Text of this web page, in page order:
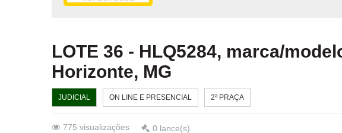
LOTE 36 - HLQ5284, marca/
Horizonte, MG
JUDICIAL ON LINE E PRESENCIAL 2ª PRAÇA
775 visualizações 0 lance(s)